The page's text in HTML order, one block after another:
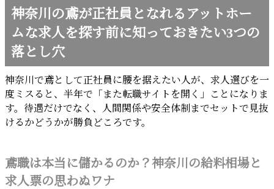
神奈川の鳶が正社員となれるアットホー
ムな求人を探す前に知っておきたい3つの
落とし穴
神奈川で鳶として正社員に腰を据えたい人が、求人選びを一
度ミスると、半年で「また転職サイトを開く」ことになりま
す。待遇だけでなく、人間関係や安全体制までセットで見抜
けるかどうかが勝負どころです。
鳶職は本当に儲かるのか？神奈川の給料相場と
求人票の思わぬワナ